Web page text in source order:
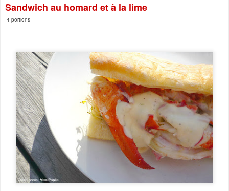
Sandwich au homard et à la lime
4 portions